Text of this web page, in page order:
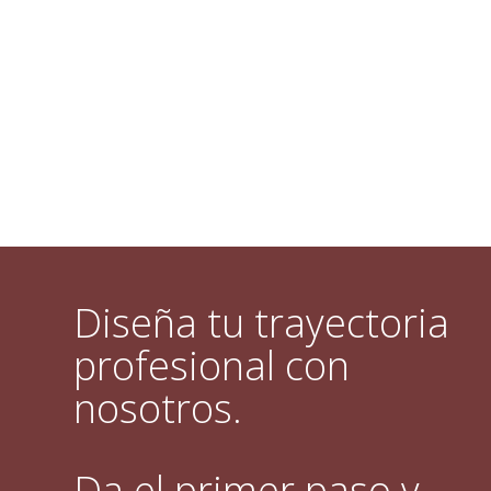
Diseña tu trayectoria
profesional con
nosotros.